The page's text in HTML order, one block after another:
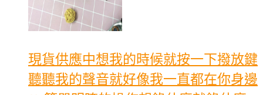
現貨供應中想我的時候就按一下撥放鍵
聽聽我的聲音就好像我一直都在你身邊